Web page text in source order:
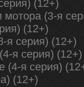
(12+)
(3-я
(12+)
я серия) (12+)
я серия) (12+)
(4-я серия)
(12+)